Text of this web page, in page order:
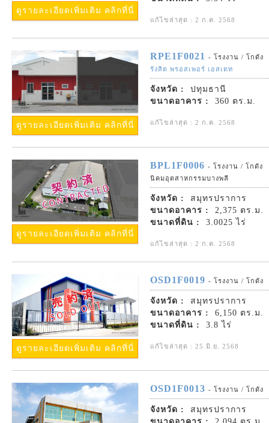
ดูรายละเอียดเพิ่มเติม คลิกที่นี่
แก้ไขล่าสุด : 2 ก.ค. 2568
ดูรายละเอียดเพิ่มเติม คลิกที่นี่
RPE1F0021
- โรงงาน / โกดัง
รังสิต พรอสเพอร์ เอสเตท
จังหวัด :
ปทุมธานี
ขนาดอาคาร :
360 ตร.ม.
แก้ไขล่าสุด : 2 ก.ค. 2568
ดูรายละเอียดเพิ่มเติม คลิกที่นี่
BPL1F0006 - โรงงาน / โกดัง
นิคมอุตสาหกรรมบางพลี
จังหวัด :
สมุทรปราการ
ขนาดอาคาร :
2,375 ตร.ม.
ขนาดที่ดิน :
3.0025 ไร่
แก้ไขล่าสุด : 2 ก.ค. 2568
ดูรายละเอียดเพิ่มเติม คลิกที่นี่
OSD1F0019 - โรงงาน / โกดัง
จังหวัด :
สมุทรปราการ
ขนาดอาคาร :
6,150 ตร.ม.
ขนาดที่ดิน :
3.8 ไร่
แก้ไขล่าสุด : 25 มิ.ย. 2568
OSD1F0013 - โรงงาน / โกดัง
จังหวัด :
สมุทรปราการ